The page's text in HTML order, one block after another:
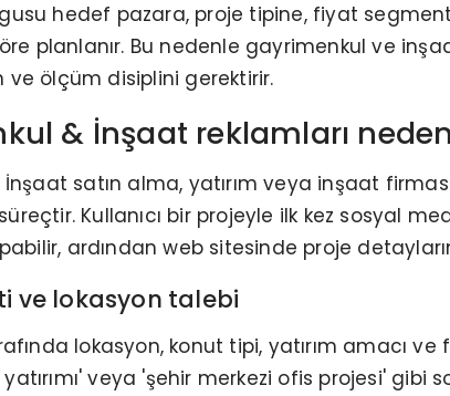
hedef pazara, proje tipine, fiyat
planlanır. Bu nedenle gayrimenkul ve
ölçüm disiplini gerektirir.
& İnşaat reklamları
satın alma, yatırım veya inşaat
Kullanıcı bir projeyle ilk kez sosyal
ardından web sitesinde proje
ve lokasyon talebi
lokasyon, konut tipi, yatırım amacı
veya 'şehir merkezi ofis projesi'